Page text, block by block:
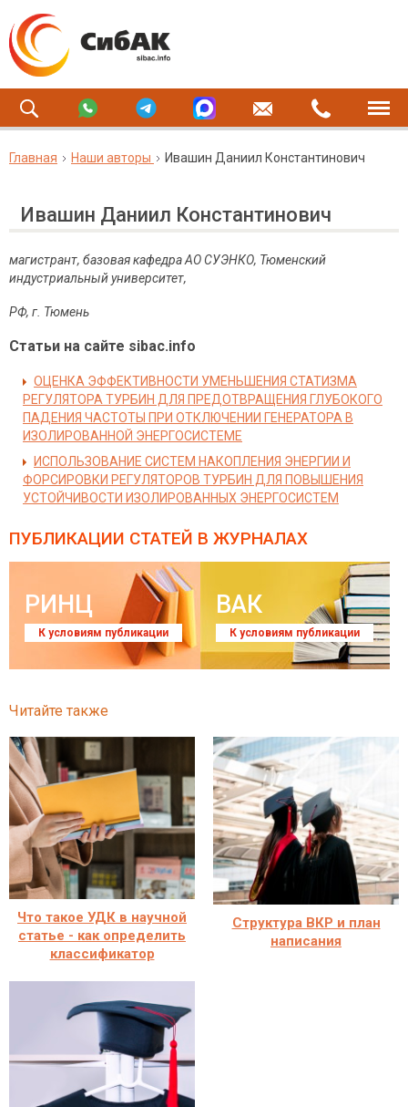
Главная Наши авторы Ивашин Даниил Константинович
Ивашин Даниил Константинович
магистрант, базовая кафедра АО СУЭНКО, Тюменский
индустриальный университет,
РФ, г. Тюмень
Статьи на сайте sibac.info
ОЦЕНКА ЭФФЕКТИВНОСТИ УМЕНЬШЕНИЯ СТАТИЗМА
РЕГУЛЯТОРА ТУРБИН ДЛЯ ПРЕДОТВРАЩЕНИЯ ГЛУБОКОГО
ПАДЕНИЯ ЧАСТОТЫ ПРИ ОТКЛЮЧЕНИИ ГЕНЕРАТОРА В
ИЗОЛИРОВАННОЙ ЭНЕРГОСИСТЕМЕ
ИСПОЛЬЗОВАНИЕ СИСТЕМ НАКОПЛЕНИЯ ЭНЕРГИИ И
ФОРСИРОВКИ РЕГУЛЯТОРОВ ТУРБИН ДЛЯ ПОВЫШЕНИЯ
УСТОЙЧИВОСТИ ИЗОЛИРОВАННЫХ ЭНЕРГОСИСТЕМ
ПУБЛИКАЦИИ СТАТЕЙ В ЖУРНАЛАХ
РИНЦ
К условиям публикации
ВАК
К условиям публикации
Читайте также
Что такое УДК в научной
статье - как определить
классификатор
Структура ВКР и план
написания